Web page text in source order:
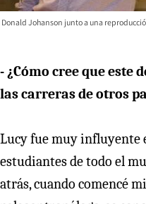
Donald Johanson junto a una
- ¿Cómo cree que
las carreras de otros
Lucy fue muy influyente
estudiantes de todo el
atrás, cuando comencé